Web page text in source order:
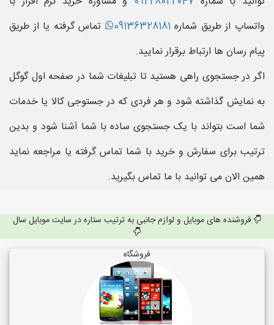
واتساپ از طریق شماره09136328181
تماس گرفته یا از طریق
پیام رسان ها ارتباط برقرار نمایید.
اگر در جستجوی راهی هستید تا تبلیغات شما در صفحه اول گوگل
به نمایش گذاشته شود و هر فردی که در جستوجی کالا یا خدمات
شما است بتواند با یک جستجوی ساده با شما آشنا شود و بدین
ترتیب برای سفارش و خرید با شما تماس گرفته یا مراجعه نماید
همین الان می توانید با ما تماس بگیرید.
فروشنده های موبایل و لوازم جانبی به ترتیب ستاره در سایت موبایل سال
فروشگاه